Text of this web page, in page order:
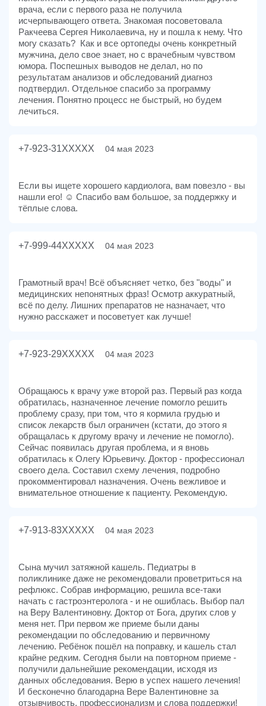
врача, если с первого раза не получила
исчерпывающего ответа. Знакомая посоветовала
Ракчеева Сергея Николаевича, ну и пошла к нему. Что
могу сказать? Как и все ортопеды очень конкретный
мужчина, дело свое знает, но с врачебным чувством
юмора. Поспешных выводов не делал, но по
результатам анализов и обследований диагноз
подтвердил. Отдельное спасибо за программу
лечения. Понятно процесс не быстрый, но будем
лечиться.
+7-923-31XXXXX 04 мая 2023
Если вы ищете хорошего кардиолога, вам повезло - вы
нашли его! ☺️ Спасибо вам большое, за поддержку и
тёплые слова.
+7-999-44XXXXX 04 мая 2023
Грамотный врач! Всё объясняет четко, без "воды" и
медицинских непонятных фраз! Осмотр аккуратный,
всё по делу. Лишних препаратов не назначает, что
нужно расскажет и посоветует как лучше!
+7-923-29XXXXX 04 мая 2023
Обращаюсь к врачу уже второй раз. Первый раз когда
обратилась, назначенное лечение помогло решить
проблему сразу, при том, что я кормила грудью и
список лекарств был ограничен (кстати, до этого я
обращалась к другому врачу и лечение не помогло).
Сейчас появилась другая проблема, и я вновь
обратилась к Олегу Юрьевичу. Доктор - профессионал
своего дела. Составил схему лечения, подробно
прокомментировал назначения. Очень вежливое и
внимательное отношение к пациенту. Рекомендую.
+7-913-83XXXXX 04 мая 2023
Сына мучил затяжной кашель. Педиатры в
поликлинике даже не рекомендовали проветриться на
рефлюкс. Собрав информацию, решила все-таки
начать с гастроэнтеролога - и не ошиблась. Выбор пал
на Веру Валентиновну. Доктор от Бога, других слов у
меня нет. При первом же приеме были даны
рекомендации по обследованию и первичному
лечению. Ребёнок пошёл на поправку, и кашель стал
крайне редким. Сегодня были на повторном приеме -
получили дальнейшие рекомендации, исходя из
данных обследования. Верю в успех нашего лечения!
И бесконечно благодарна Вере Валентиновне за
отзывчивость, профессионализм и слова поддержки!